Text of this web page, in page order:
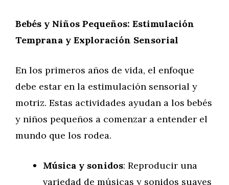
Bebés y Niños Pequeños: Estimulación
Temprana y Exploración Sensorial
En los primeros años de vida, el enfoque
debe estar en la estimulación sensorial y
motriz. Estas actividades ayudan a los bebés
y niños pequeños a comenzar a entender el
mundo que los rodea.
Música y sonidos: Reproducir una
variedad de músicas y sonidos suaves